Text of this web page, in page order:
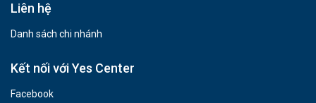
Liên hệ
Danh sách chi nhánh
Kết nối với Yes Center
Facebook